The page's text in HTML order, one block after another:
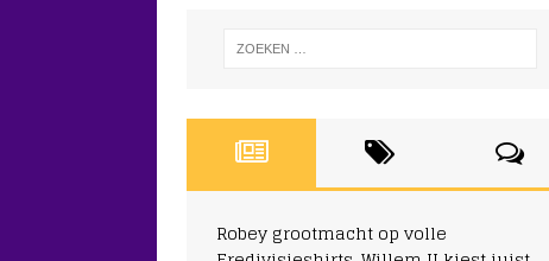
Robey grootmacht op volle